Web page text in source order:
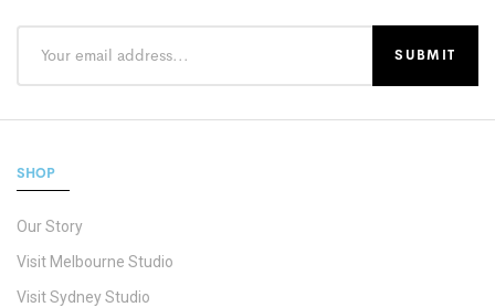
SHOP
Our Story
Visit Melbourne Studio
Visit Sydney Studio